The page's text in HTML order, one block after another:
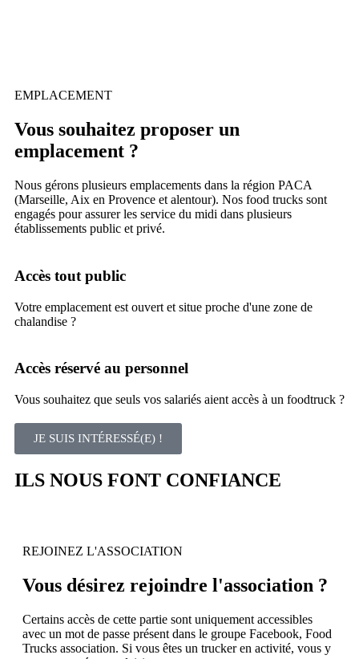
EMPLACEMENT
Vous souhaitez proposer un
emplacement ?
Nous gérons plusieurs emplacements dans la région PACA
(Marseille, Aix en Provence et alentour). Nos food trucks sont
engagés pour assurer les service du midi dans plusieurs
établissements public et privé.
Accès tout public
Votre emplacement est ouvert et situe proche d'une zone de
chalandise ?
Accès réservé au personnel
Vous souhaitez que seuls vos salariés aient accès à un foodtruck ?
JE SUIS INTÉRESSÉ(E) !
ILS NOUS FONT CONFIANCE
REJOINEZ L'ASSOCIATION
Vous désirez rejoindre l'association ?
Certains accès de cette partie sont uniquement accessibles
avec un mot de passe présent dans le groupe Facebook, Food
Trucks association. Si vous êtes un trucker en activité, vous y